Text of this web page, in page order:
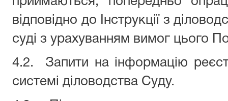
відповідно до Інструкції з
суді з урахуванням вимог цього
4.2.
Запити на інформацію
системі діловодства Суду.